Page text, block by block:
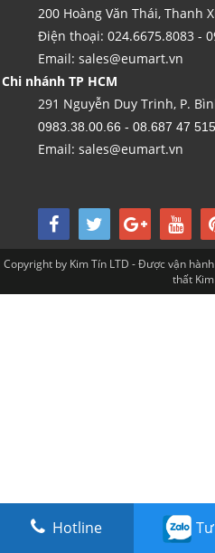
200 Hoàng Văn Thái, Thanh
Điện thoại: 024.6675.8083 -
Email: sales@eumart.vn
Chi nhánh TP HCM
291 Nguyễn Duy Trinh, P.
0983.38.00.66 - 08.687 47 515
Email: sales@eumart.vn
Hotline
Copyright by Kim Tín LTD - Được vận
thất